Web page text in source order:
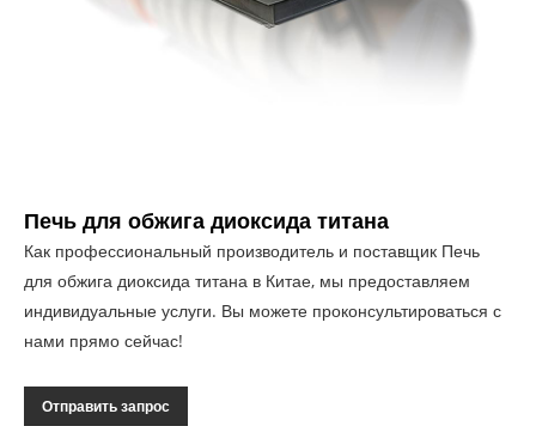
Печь для обжига диоксида титана
Как профессиональный производитель и поставщик Печь
для обжига диоксида титана в Китае, мы предоставляем
индивидуальные услуги. Вы можете проконсультироваться с
нами прямо сейчас!
Отправить запрос